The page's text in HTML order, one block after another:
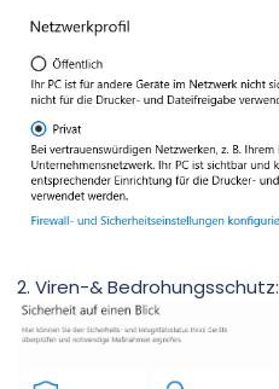
2. Viren-& Bedrohungsschutz: